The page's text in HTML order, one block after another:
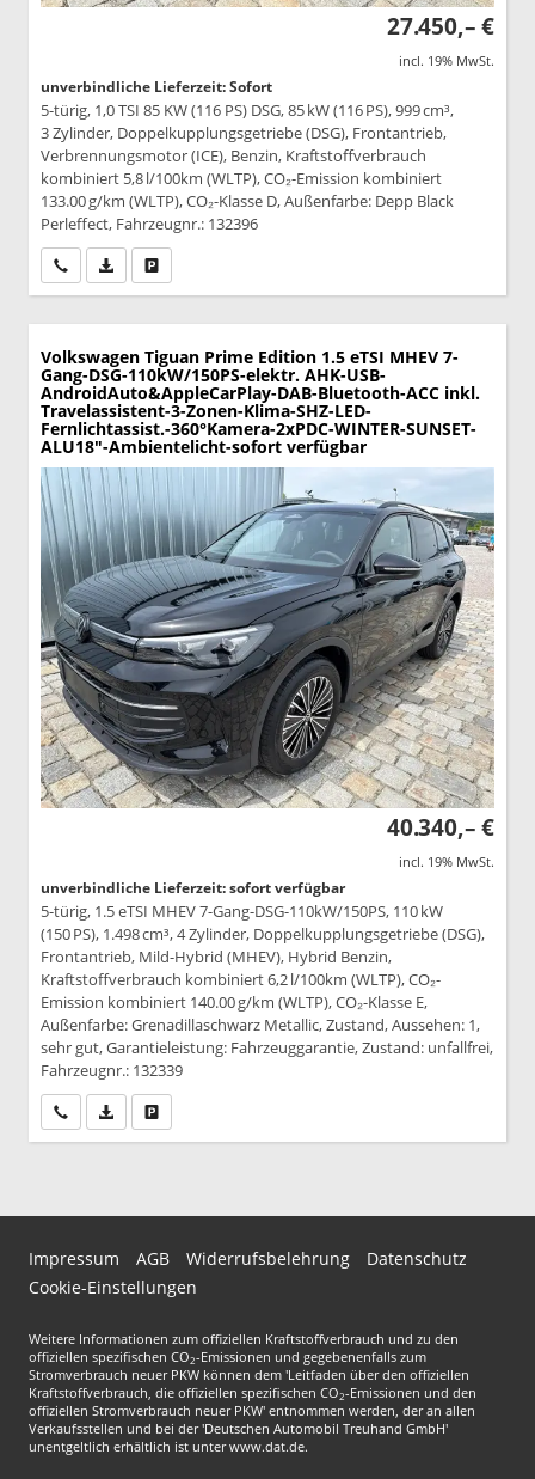
27.450,– €
incl. 19% MwSt.
unverbindliche Lieferzeit: Sofort
5-türig, 1,0 TSI 85 KW (116 PS) DSG, 85 kW (116 PS), 999 cm³,
3 Zylinder, Doppelkupplungsgetriebe (DSG), Frontantrieb,
Verbrennungsmotor (ICE), Benzin, Kraftstoffverbrauch
kombiniert 5,8 l/100km (WLTP), CO₂-Emission kombiniert
133.00 g/km (WLTP), CO₂-Klasse D, Außenfarbe: Depp Black
Perleffect, Fahrzeugnr.: 132396
Wir rufen Sie anPDF-Datei, Fahrzeugexposé drucken
Volkswagen Tiguan Prime Edition 1.5 eTSI MHEV 7-
Gang-DSG-110kW/150PS-elektr. AHK-USB-
AndroidAuto&AppleCarPlay-DAB-Bluetooth-ACC inkl.
Travelassistent-3-Zonen-Klima-SHZ-LED-
Fernlichtassist.-360°Kamera-2xPDC-WINTER-SUNSET-
ALU18"-Ambientelicht-sofort verfügbar
40.340,– €
incl. 19% MwSt.
unverbindliche Lieferzeit: sofort verfügbar
5-türig, 1.5 eTSI MHEV 7-Gang-DSG-110kW/150PS, 110 kW
(150 PS), 1.498 cm³, 4 Zylinder, Doppelkupplungsgetriebe (DSG),
Frontantrieb, Mild-Hybrid (MHEV), Hybrid Benzin,
Kraftstoffverbrauch kombiniert 6,2 l/100km (WLTP), CO₂-
Emission kombiniert 140.00 g/km (WLTP), CO₂-Klasse E,
Außenfarbe: Grenadillaschwarz Metallic, Zustand, Aussehen: 1,
sehr gut, Garantieleistung: Fahrzeuggarantie, Zustand: unfallfrei,
Fahrzeugnr.: 132339
Wir rufen Sie anPDF-Datei, Fahrzeugexposé drucken
Impressum AGB Widerrufsbelehrung
Datenschutz
Cookie-Einstellungen
Weitere Informationen zum offiziellen Kraftstoffverbrauch und zu den
offiziellen spezifischen CO2-Emissionen und gegebenenfalls zum
Stromverbrauch neuer PKW können dem 'Leitfaden über den offiziellen
Kraftstoffverbrauch, die offiziellen spezifischen CO2-Emissionen und den
offiziellen Stromverbrauch neuer PKW' entnommen werden, der an allen
Verkaufsstellen und bei der 'Deutschen Automobil Treuhand GmbH'
unentgeltlich erhältlich ist unter www.dat.de.